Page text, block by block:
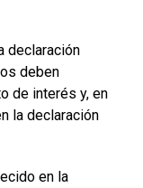
declaración
deben
de interés y, en
la declaración
en la